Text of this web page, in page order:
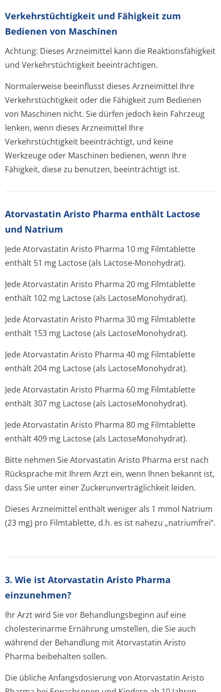
Verkehrstüchtig­keit und Fähigkeit zum
Bedienen von Maschinen
Achtung: Dieses Arzneimittel kann die Reaktionsfähigkeit
und Verkehrstüchtigkeit beeinträchtigen.
Normalerweise beeinflusst dieses Arzneimittel Ihre
Verkehrstüchtigkeit oder die Fähigkeit zum Bedienen
von Maschinen nicht. Sie dürfen jedoch kein Fahrzeug
lenken, wenn dieses Arzneimittel Ihre
Verkehrstüchtigkeit beeinträchtigt, und keine
Werkzeuge oder Maschinen bedienen, wenn Ihre
Fähigkeit, diese zu benutzen, beeinträchtigt ist.
Atorvastatin Aristo Pharma enthält Lactose
und Natrium
Jede Atorvastatin Aristo Pharma 10 mg Filmtablette
enthält 51 mg Lactose (als Lactose-Monohydrat).
Jede Atorvastatin Aristo Pharma 20 mg Filmtablette
enthält 102 mg Lactose (als LactoseMonohydrat).
Jede Atorvastatin Aristo Pharma 30 mg Filmtablette
enthält 153 mg Lactose (als LactoseMonohydrat).
Jede Atorvastatin Aristo Pharma 40 mg Filmtablette
enthält 204 mg Lactose (als LactoseMonohydrat).
Jede Atorvastatin Aristo Pharma 60 mg Filmtablette
enthält 307 mg Lactose (als LactoseMonohydrat).
Jede Atorvastatin Aristo Pharma 80 mg Filmtablette
enthält 409 mg Lactose (als LactoseMonohydrat).
Bitte nehmen Sie Atorvastatin Aristo Pharma erst nach
Rücksprache mit Ihrem Arzt ein, wenn Ihnen bekannt ist,
dass Sie unter einer Zuckerunverträglichke­it leiden.
Dieses Arzneimittel enthält weniger als 1 mmol Natrium
(23 mg) pro Filmtablette, d.h. es ist nahezu „natriumfrei“.
3. Wie ist Atorvastatin Aristo Pharma
einzunehmen?
Ihr Arzt wird Sie vor Behandlungsbeginn auf eine
cholesterinarme Ernährung umstellen, die Sie auch
während der Behandlung mit Atorvastatin Aristo
Pharma beibehalten sollen.
Die übliche Anfangsdosierung von Atorvastatin Aristo